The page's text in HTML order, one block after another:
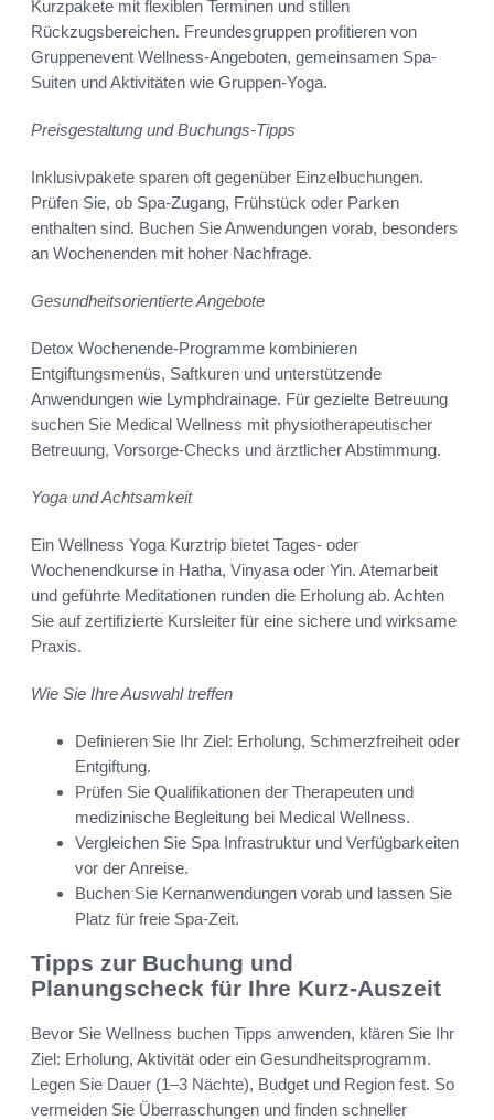
Kurzpakete mit flexiblen Terminen und stillen
Rückzugsbereichen. Freundesgruppen profitieren von
Gruppenevent Wellness-Angeboten, gemeinsamen Spa-
Suiten und Aktivitäten wie Gruppen-Yoga.
Preisgestaltung und Buchungs-Tipps
Inklusivpakete sparen oft gegenüber Einzelbuchungen.
Prüfen Sie, ob Spa-Zugang, Frühstück oder Parken
enthalten sind. Buchen Sie Anwendungen vorab, besonders
an Wochenenden mit hoher Nachfrage.
Gesundheitsorientierte Angebote
Detox Wochenende-Programme kombinieren
Entgiftungsmenüs, Saftkuren und unterstützende
Anwendungen wie Lymphdrainage. Für gezielte Betreuung
suchen Sie Medical Wellness mit physiotherapeutischer
Betreuung, Vorsorge-Checks und ärztlicher Abstimmung.
Yoga und Achtsamkeit
Ein Wellness Yoga Kurztrip bietet Tages- oder
Wochenendkurse in Hatha, Vinyasa oder Yin. Atemarbeit
und geführte Meditationen runden die Erholung ab. Achten
Sie auf zertifizierte Kursleiter für eine sichere und wirksame
Praxis.
Wie Sie Ihre Auswahl treffen
Definieren Sie Ihr Ziel: Erholung, Schmerzfreiheit oder
Entgiftung.
Prüfen Sie Qualifikationen der Therapeuten und
medizinische Begleitung bei Medical Wellness.
Vergleichen Sie Spa Infrastruktur und Verfügbarkeiten
vor der Anreise.
Buchen Sie Kernanwendungen vorab und lassen Sie
Platz für freie Spa-Zeit.
Tipps zur Buchung und
Planungscheck für Ihre Kurz-Auszeit
Bevor Sie Wellness buchen Tipps anwenden, klären Sie Ihr
Ziel: Erholung, Aktivität oder ein Gesundheitsprogramm.
Legen Sie Dauer (1–3 Nächte), Budget und Region fest. So
vermeiden Sie Überraschungen und finden schneller